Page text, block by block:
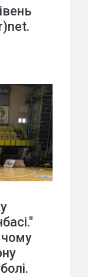
чому